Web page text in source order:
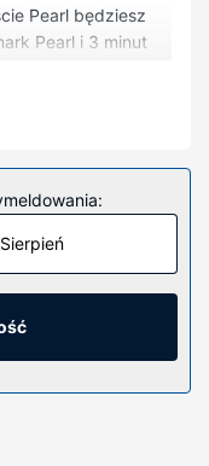
Pearl będziesz
Pearl i 3 minut
takiej jak
pokojach,
mikrofalowa.
dostęp do
a 32-cal. telewizor
łazienka —